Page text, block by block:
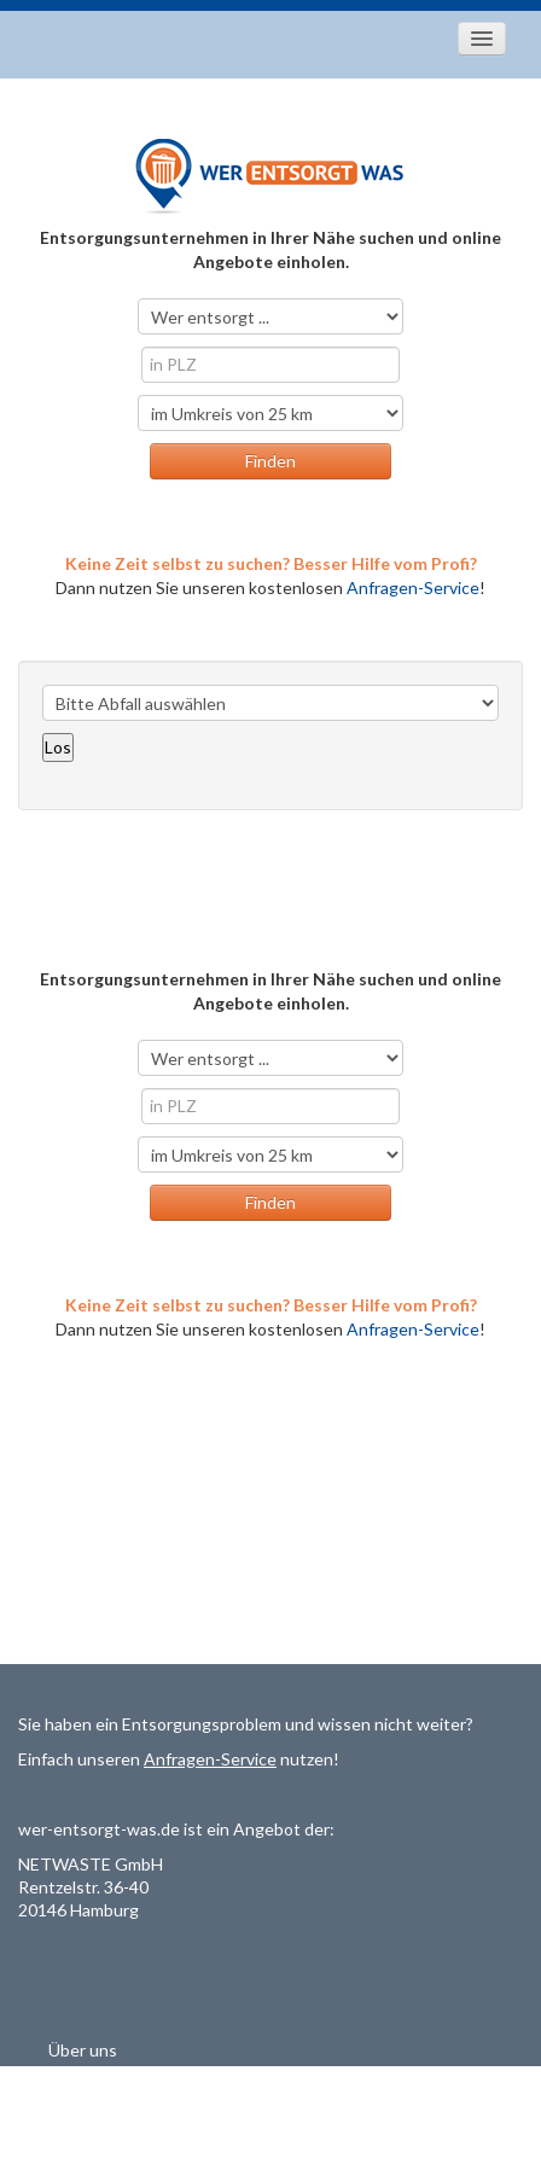
Entsorgungstipps
Über uns
Entsorgungsunternehmen in Ihrer Nähe suchen und online
Angebote einholen.
Keine Zeit selbst zu suchen? Besser Hilfe vom Profi?
Dann nutzen Sie unseren kostenlosen Anfragen-Service!
Entsorgungsunternehmen in Ihrer Nähe suchen und online
Angebote einholen.
Keine Zeit selbst zu suchen? Besser Hilfe vom Profi?
Dann nutzen Sie unseren kostenlosen Anfragen-Service!
Sie haben ein Entsorgungsproblem und wissen nicht weiter?
Einfach unseren Anfragen-Servicenutzen!
wer-entsorgt-was.de ist ein Angebot der:
NETWASTE GmbH
Rentzelstr. 36-40
20146 Hamburg
Über uns